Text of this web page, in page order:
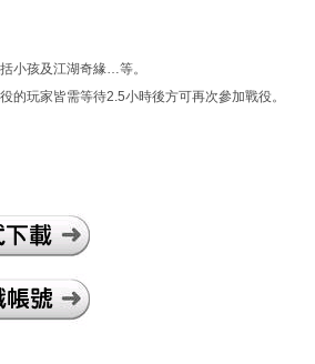
小孩及江湖奇緣…等。
的玩家皆需等待2.5小時後方可再次參加戰役。